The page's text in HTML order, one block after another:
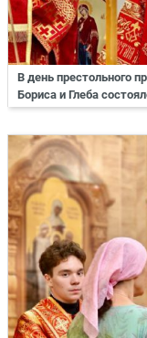
В день престольного
Бориса и Глеба